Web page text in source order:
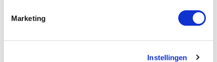
Marketing
Instellingen